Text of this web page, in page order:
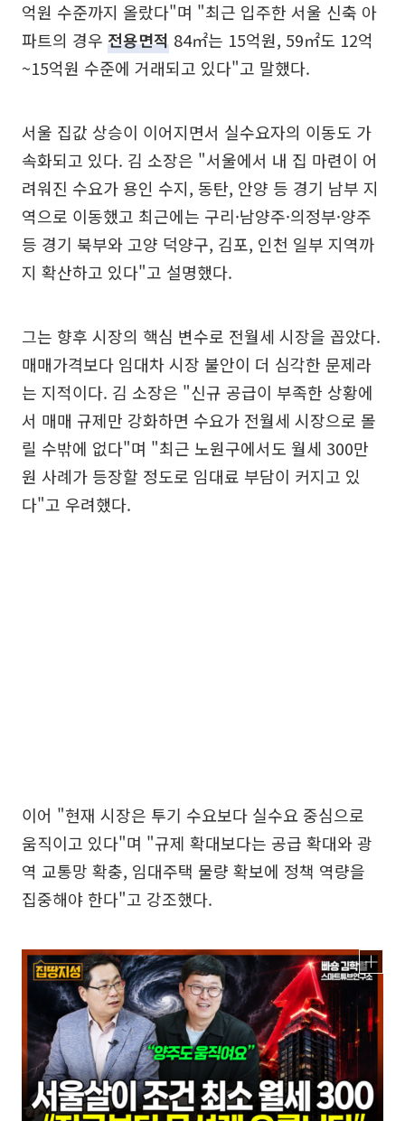
억원 수준까지 올랐다"며 "최근 입주한 서울 신축 아
파트의 경우 전용면적 84㎡는 15억원, 59㎡도 12억
~15억원 수준에 거래되고 있다"고 말했다.
서울 집값 상승이 이어지면서 실수요자의 이동도 가
속화되고 있다. 김 소장은 "서울에서 내 집 마련이 어
려워진 수요가 용인 수지, 동탄, 안양 등 경기 남부 지
역으로 이동했고 최근에는 구리·남양주·의정부·양주
등 경기 북부와 고양 덕양구, 김포, 인천 일부 지역까
지 확산하고 있다"고 설명했다.
그는 향후 시장의 핵심 변수로 전월세 시장을 꼽았다.
매매가격보다 임대차 시장 불안이 더 심각한 문제라
는 지적이다. 김 소장은 "신규 공급이 부족한 상황에
서 매매 규제만 강화하면 수요가 전월세 시장으로 몰
릴 수밖에 없다"며 "최근 노원구에서도 월세 300만
원 사례가 등장할 정도로 임대료 부담이 커지고 있
다"고 우려했다.
이어 "현재 시장은 투기 수요보다 실수요 중심으로
움직이고 있다"며 "규제 확대보다는 공급 확대와 광
역 교통망 확충, 임대주택 물량 확보에 정책 역량을
집중해야 한다"고 강조했다.